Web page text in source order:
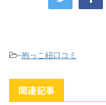
-抱っこ紐口コミ
関連記事